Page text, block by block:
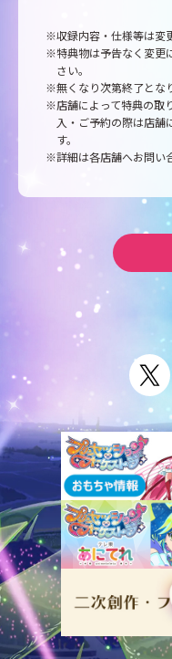
※収録内容・仕様等は変
※特典物は予告なく変更
さい。
※無くなり次第終了とな
※店舗によって特典の取
入・ご予約の際は店舗
す。
※詳細は各店舗へお問い